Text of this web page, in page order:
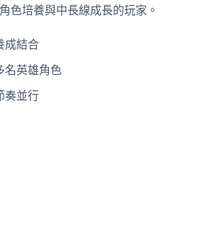
色培養與中長線成長的玩家。
成結合
名英雄角色
奏並行